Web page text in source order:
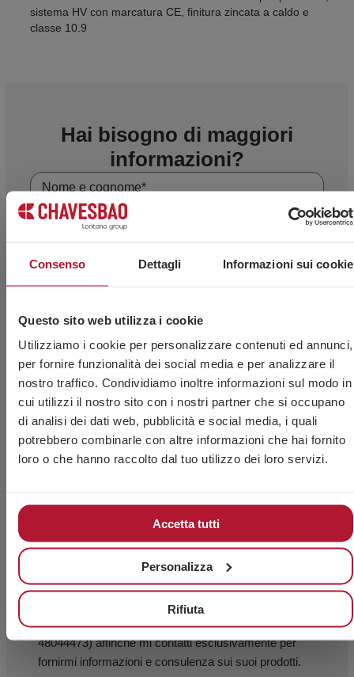
Consenso Dettagli Informazioni sui cookie
Questo sito web utilizza i cookie
Utilizziamo i cookie per personalizzare contenuti ed annunci,
per fornire funzionalità dei social media e per analizzare il
nostro traffico. Condividiamo inoltre informazioni sul modo in
cui utilizzi il nostro sito con i nostri partner che si occupano
di analisi dei dati web, pubblicità e social media, i quali
potrebbero combinarle con altre informazioni che hai fornito
loro o che hanno raccolto dal tuo utilizzo dei loro servizi.
Accetta tutti
Personalizza
Rifiuta
sistema HV con marcatura CE, finitura zincata a caldo e
classe 10.9
Hai bisogno di maggiori
informazioni?
Accetto l’uso dei miei dati personali da parte del
personale tecnico di CHAVES BILBAO, S.L. (CIF B-
48044473) affinché mi contatti esclusivamente per
fornirmi informazioni e consulenza sui suoi prodotti.